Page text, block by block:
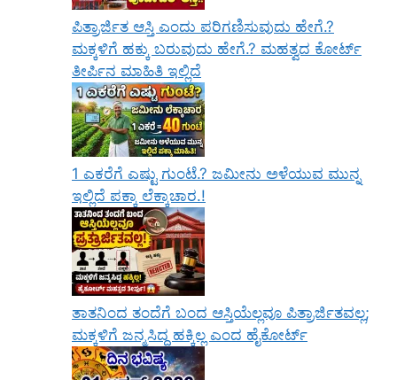
ಪಿತ್ರಾರ್ಜಿತ ಆಸ್ತಿ ಎಂದು ಪರಿಗಣಿಸುವುದು ಹೇಗೆ.?
ಮಕ್ಕಳಿಗೆ ಹಕ್ಕು ಬರುವುದು ಹೇಗೆ.? ಮಹತ್ವದ ಕೋರ್ಟ್
ತೀರ್ಪಿನ ಮಾಹಿತಿ ಇಲ್ಲಿದೆ
1 ಎಕರೆಗೆ ಎಷ್ಟು ಗುಂಟೆ.? ಜಮೀನು ಅಳೆಯುವ ಮುನ್ನ
ಇಲ್ಲಿದೆ ಪಕ್ಕಾ ಲೆಕ್ಕಾಚಾರ.!
ತಾತನಿಂದ ತಂದೆಗೆ ಬಂದ ಆಸ್ತಿಯೆಲ್ಲವೂ ಪಿತ್ರಾರ್ಜಿತವಲ್ಲ;
ಮಕ್ಕಳಿಗೆ ಜನ್ಮಸಿದ್ಧ ಹಕ್ಕಿಲ್ಲ ಎಂದ ಹೈಕೋರ್ಟ್